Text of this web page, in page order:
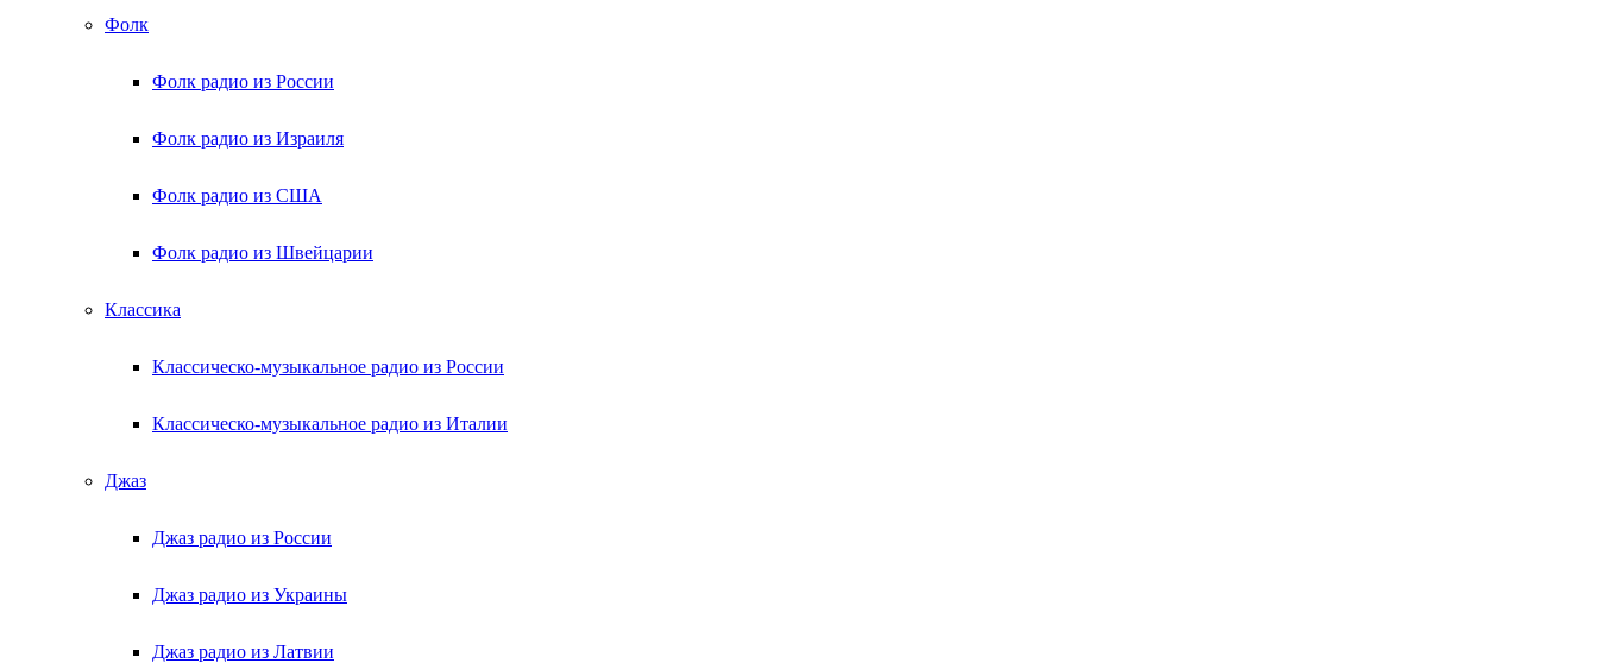
Фолк
Фолк радио из России
Фолк радио из Израиля
Фолк радио из США
Фолк радио из Швейцарии
Классика
Классическо-музыкальное радио из России
Классическо-музыкальное радио из Италии
Джаз
Джаз радио из России
Джаз радио из Украины
Джаз радио из Латвии